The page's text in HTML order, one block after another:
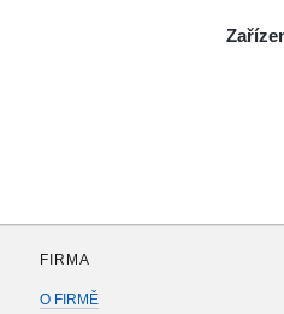
FIRMA
O FIRMĚ